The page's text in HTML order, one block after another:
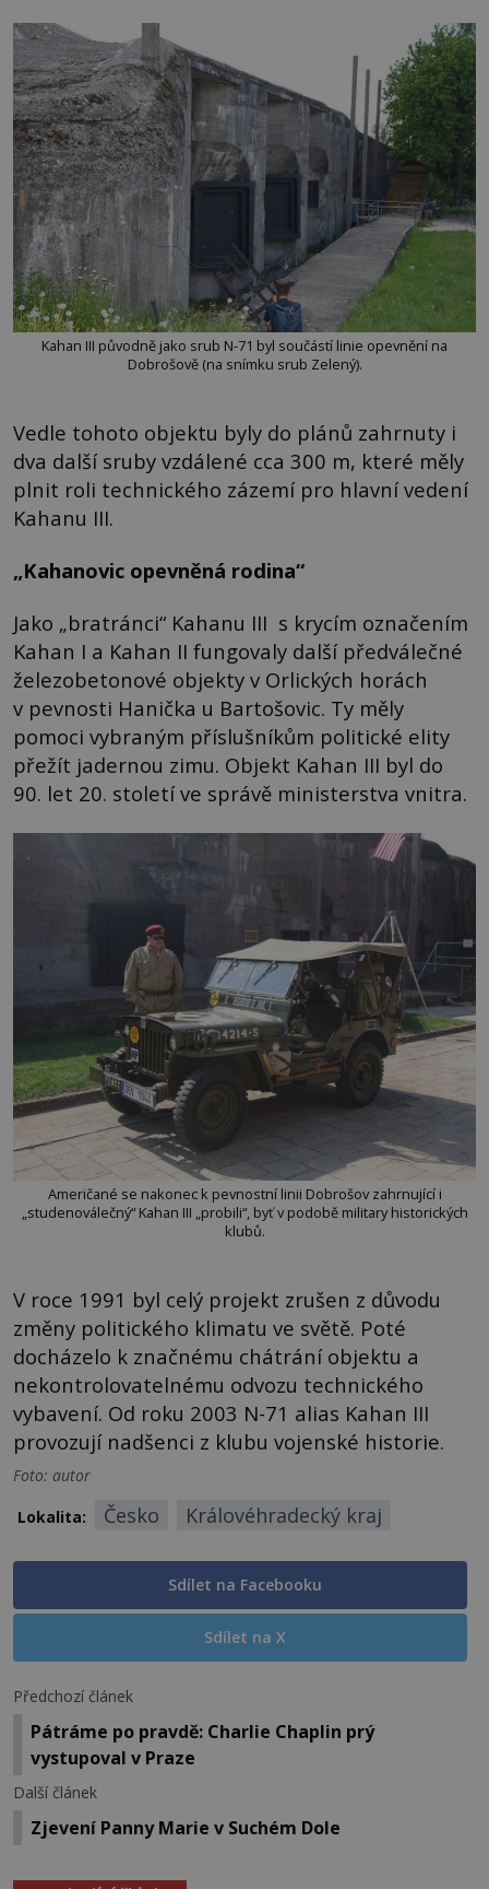
Kahan III původně jako srub N-71 byl součástí linie opevnění na
Dobrošově (na snímku srub Zelený).
Vedle tohoto objektu byly do plánů zahrnuty i
dva další sruby vzdálené cca 300 m, které měly
plnit roli technického zázemí pro hlavní vedení
Kahanu III.
„Kahanovic opevněná rodina“
Jako „bratránci“ Kahanu III s krycím označením
Kahan I a Kahan II fungovaly další předválečné
železobetonové objekty v Orlických horách
v pevnosti Hanička u Bartošovic. Ty měly
pomoci vybraným příslušníkům politické elity
přežít jadernou zimu. Objekt Kahan III byl do
90. let 20. století ve správě ministerstva vnitra.
Američané se nakonec k pevnostní linii Dobrošov zahrnující i
„studenoválečný“ Kahan III „probili“, byť v podobě military historických
klubů.
V roce 1991 byl celý projekt zrušen z důvodu
změny politického klimatu ve světě. Poté
docházelo k značnému chátrání objektu a
nekontrolovatelnému odvozu technického
vybavení. Od roku 2003 N-71 alias Kahan III
provozují nadšenci z klubu vojenské historie.
Foto: autor
Lokalita:
Česko Královéhradecký kraj
Sdílet na Facebooku
Sdílet na X
Předchozí článek
Pátráme po pravdě: Charlie Chaplin prý
vystupoval v Praze
Další článek
Zjevení Panny Marie v Suchém Dole